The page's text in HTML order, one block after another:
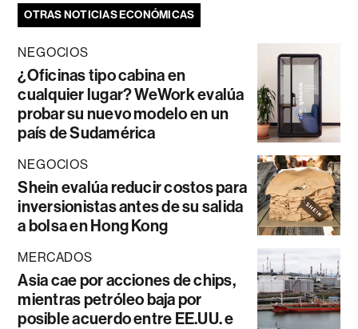
OTRAS NOTICIAS ECONÓMICAS
NEGOCIOS
¿Oficinas tipo cabina en
cualquier lugar? WeWork evalúa
probar su nuevo modelo en un
país de Sudamérica
NEGOCIOS
Shein evalúa reducir costos para
inversionistas antes de su salida
a bolsa en Hong Kong
MERCADOS
Asia cae por acciones de chips,
mientras petróleo baja por
posible acuerdo entre EE.UU. e